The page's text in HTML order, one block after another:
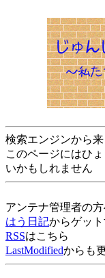
検索エンジンから
このページにはひ
いかもしれません
アンテナ管理者の
はう日記からゲッ
RSSはこちら
LastModifiedからも